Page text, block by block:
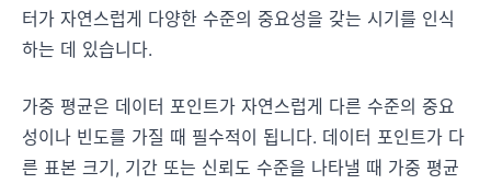
터가 자연스럽게 다양한 수준의 중요성을 갖는 시기를 인식
하는 데 있습니다.
가중 평균은 데이터 포인트가 자연스럽게 다른 수준의 중요
성이나 빈도를 가질 때 필수적이 됩니다. 데이터 포인트가 다
른 표본 크기, 기간 또는 신뢰도 수준을 나타낼 때 가중 평균